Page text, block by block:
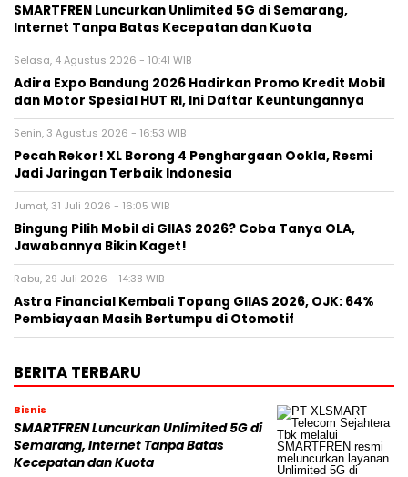
SMARTFREN Luncurkan Unlimited 5G di Semarang,
Internet Tanpa Batas Kecepatan dan Kuota
Selasa, 4 Agustus 2026 - 10:41 WIB
Adira Expo Bandung 2026 Hadirkan Promo Kredit Mobil
dan Motor Spesial HUT RI, Ini Daftar Keuntungannya
Senin, 3 Agustus 2026 - 16:53 WIB
Pecah Rekor! XL Borong 4 Penghargaan Ookla, Resmi
Jadi Jaringan Terbaik Indonesia
Jumat, 31 Juli 2026 - 16:05 WIB
Bingung Pilih Mobil di GIIAS 2026? Coba Tanya OLA,
Jawabannya Bikin Kaget!
Rabu, 29 Juli 2026 - 14:38 WIB
Astra Financial Kembali Topang GIIAS 2026, OJK: 64%
Pembiayaan Masih Bertumpu di Otomotif
BERITA TERBARU
Bisnis
SMARTFREN Luncurkan Unlimited 5G di
Semarang, Internet Tanpa Batas
Kecepatan dan Kuota